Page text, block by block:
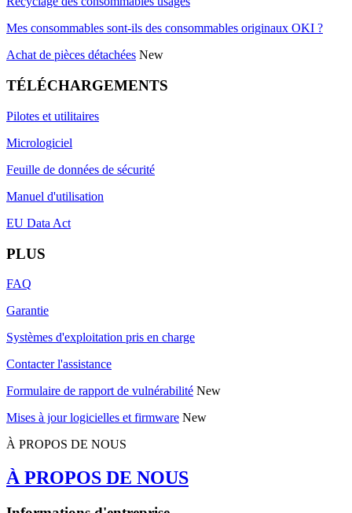
Mes consommables sont-ils des consommables originaux OKI ?
Achat de pièces détachées New
TÉLÉCHARGEMENTS
Pilotes et utilitaires
Micrologiciel
Feuille de données de sécurité
Manuel d'utilisation
EU Data Act
PLUS
FAQ
Garantie
Systèmes d'exploitation pris en charge
Contacter l'assistance
Formulaire de rapport de vulnérabilité New
Mises à jour logicielles et firmware New
À PROPOS DE NOUS
À PROPOS DE NOUS